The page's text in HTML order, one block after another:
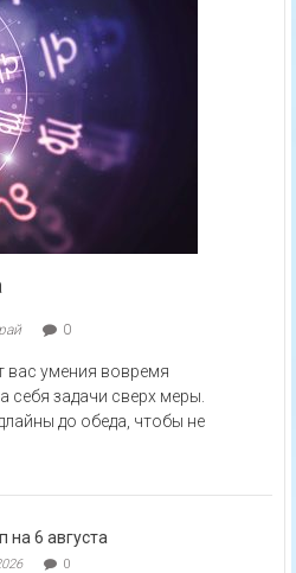
0
вас умения вовремя
себя задачи сверх меры.
до обеда, чтобы не
на 6 августа
0